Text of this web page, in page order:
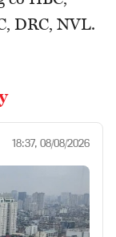
DRC, NVL.
18:37, 08/08/2026